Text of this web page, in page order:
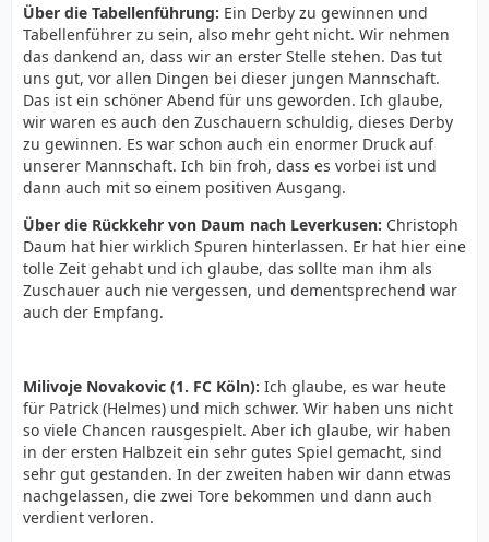
Über die Tabellenführung: Ein Derby zu gewinnen und
Tabellenführer zu sein, also mehr geht nicht. Wir nehmen
das dankend an, dass wir an erster Stelle stehen. Das tut
uns gut, vor allen Dingen bei dieser jungen Mannschaft.
Das ist ein schöner Abend für uns geworden. Ich glaube,
wir waren es auch den Zuschauern schuldig, dieses Derby
zu gewinnen. Es war schon auch ein enormer Druck auf
unserer Mannschaft. Ich bin froh, dass es vorbei ist und
dann auch mit so einem positiven Ausgang.
Über die Rückkehr von Daum nach Leverkusen: Christoph
Daum hat hier wirklich Spuren hinterlassen. Er hat hier eine
tolle Zeit gehabt und ich glaube, das sollte man ihm als
Zuschauer auch nie vergessen, und dementsprechend war
auch der Empfang.
Milivoje Novakovic (1. FC Köln): Ich glaube, es war heute
für Patrick (Helmes) und mich schwer. Wir haben uns nicht
so viele Chancen rausgespielt. Aber ich glaube, wir haben
in der ersten Halbzeit ein sehr gutes Spiel gemacht, sind
sehr gut gestanden. In der zweiten haben wir dann etwas
nachgelassen, die zwei Tore bekommen und dann auch
verdient verloren.